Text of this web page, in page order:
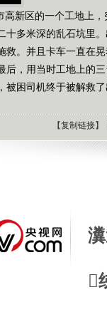
新区的一个工地上
十多米深的乱石坑里
救。并且卡车一直在
后，用当时工地上的
被困司机终于被解救
【复制链接】
